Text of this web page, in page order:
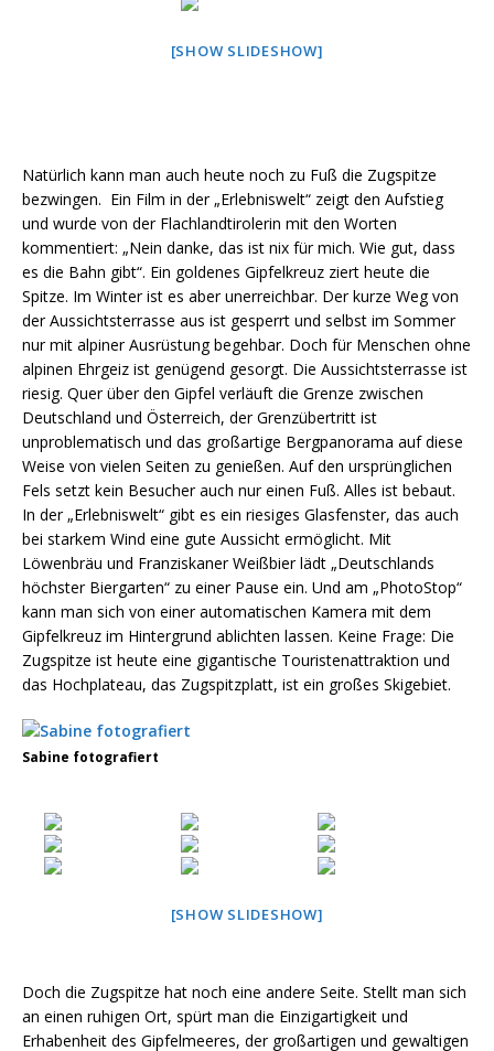
[SHOW SLIDESHOW]
Natürlich kann man auch heute noch zu Fuß die Zugspitze
bezwingen. Ein Film in der „Erlebniswelt“ zeigt den Aufstieg
und wurde von der Flachlandtirolerin mit den Worten
kommentiert: „Nein danke, das ist nix für mich. Wie gut, dass
es die Bahn gibt“. Ein goldenes Gipfelkreuz ziert heute die
Spitze. Im Winter ist es aber unerreichbar. Der kurze Weg von
der Aussichtsterrasse aus ist gesperrt und selbst im Sommer
nur mit alpiner Ausrüstung begehbar. Doch für Menschen ohne
alpinen Ehrgeiz ist genügend gesorgt. Die Aussichtsterrasse ist
riesig. Quer über den Gipfel verläuft die Grenze zwischen
Deutschland und Österreich, der Grenzübertritt ist
unproblematisch und das großartige Bergpanorama auf diese
Weise von vielen Seiten zu genießen. Auf den ursprünglichen
Fels setzt kein Besucher auch nur einen Fuß. Alles ist bebaut.
In der „Erlebniswelt“ gibt es ein riesiges Glasfenster, das auch
bei starkem Wind eine gute Aussicht ermöglicht. Mit
Löwenbräu und Franziskaner Weißbier lädt „Deutschlands
höchster Biergarten“ zu einer Pause ein. Und am „PhotoStop“
kann man sich von einer automatischen Kamera mit dem
Gipfelkreuz im Hintergrund ablichten lassen. Keine Frage: Die
Zugspitze ist heute eine gigantische Touristenattraktion und
das Hochplateau, das Zugspitzplatt, ist ein großes Skigebiet.
Sabine fotografiert
[SHOW SLIDESHOW]
Doch die Zugspitze hat noch eine andere Seite. Stellt man sich
an einen ruhigen Ort, spürt man die Einzigartigkeit und
Erhabenheit des Gipfelmeeres, der großartigen und gewaltigen